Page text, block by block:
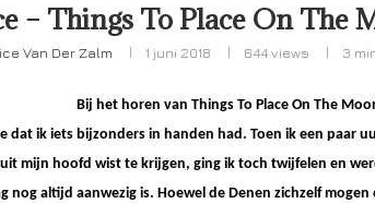
– Things To Place On The
Van Der Zalm 1 juni 2018 644views 3
Bij het horen van Things To Place On The
ik iets bijzonders in handen had. Toen ik een paar
mijn hoofd wist te krijgen, ging ik toch twijfelen en
nog altijd aanwezig is. Hoewel de Denen zichzelf